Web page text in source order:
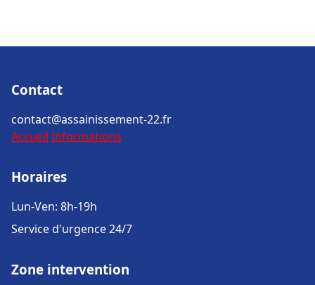
Contact
contact@assainissement-22.fr
Accueil Informations
Horaires
Lun-Ven: 8h-19h
Service d'urgence 24/7
Zone intervention